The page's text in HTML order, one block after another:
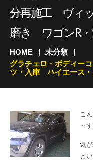
分再施工 ヴィ
磨き ワゴンR
HOME
未分類
グラチェロ・ボディー
ツ・入庫 ハイエース
こ
～
気
と